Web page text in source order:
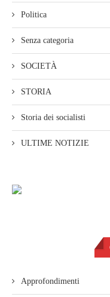
Politica
Senza categoria
SOCIETÀ
STORIA
Storia dei socialisti
ULTIME NOTIZIE
Approfondimenti